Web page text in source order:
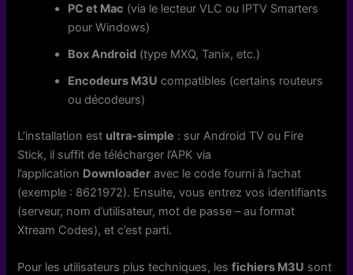
PC et Mac (via le lecteur VLC ou IPTV Smarters
pour Windows)
Box Android (type MXQ, Tanix, etc.)
Encodeurs M3U compatibles (certains routeurs
ou décodeurs)
L’installation est ultra-simple : sur Android TV ou Fire
Stick, il suffit de télécharger l’APK via
l’application Downloader avec le code fourni à l’achat
(exemple : 8621972). Ensuite, vous entrez vos identifiants
(serveur, nom d’utilisateur, mot de passe – au format
Xtream Codes), et c’est parti.
Pour les utilisateurs plus techniques, lesfichiers M3U sont